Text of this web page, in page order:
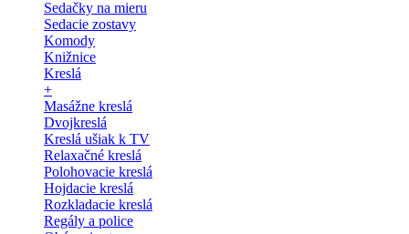
Sedačky na mieru
Sedacie zostavy
Komody
Knižnice
Kreslá
+
Masážne kreslá
Dvojkreslá
Kreslá ušiak k TV
Relaxačné kreslá
Polohovacie kreslá
Hojdacie kreslá
Rozkladacie kreslá
Regály a police